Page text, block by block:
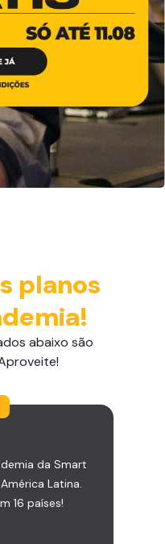
planos
abaixo são
da Smart
Latina.
16 países!